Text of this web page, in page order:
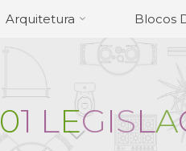
Arquitetura Blocos
01 LEGISLA